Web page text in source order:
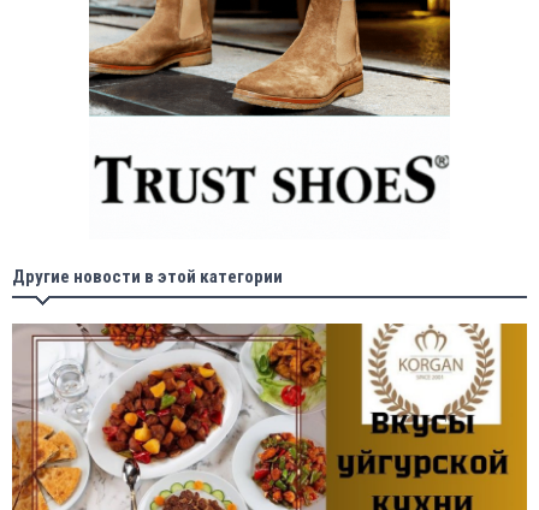
Другие новости в этой категории